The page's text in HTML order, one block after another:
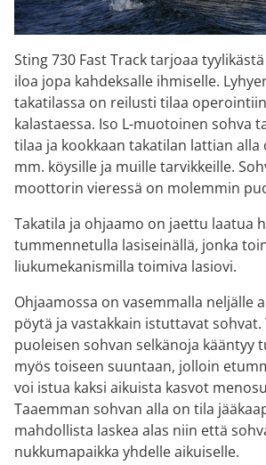
Sting 730 Fast Track tarjoaa
iloa jopa kahdeksalle ihmiselle.
takatilassa on reilusti tilaa
kalastaessa. Iso L-muotoinen sohva
tilaa ja kookkaan takatilan lattian alla
mm. köysille ja muille tarvikkeille.
moottorin vieressä on molemmin
Takatila ja ohjaamo on jaettu laatua
tummennetulla lasiseinällä, jonka
liukumekanismilla toimiva lasiovi.
Ohjaamossa on vasemmalla neljälle
pöytä ja vastakkain istuttavat sohvat.
puoleisen sohvan selkänoja kääntyy
myös toiseen suuntaan, jolloin
voi istua kaksi aikuista kasvot
Taaemman sohvan alla on tila
mahdollista laskea alas niin että
nukkumapaikka yhdelle aikuiselle.